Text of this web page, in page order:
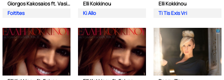
Giorgos Kakosaios ft. Vasilis Karras
Foitites
Elli Kokkinou
Ki Allo
Elli Kokkinou
Ti Tis Exis Vri